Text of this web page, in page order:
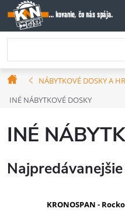
Prejsť
na
obsah
DomovNÁBYTKOVÉ DOSKY A
INÉ NÁBYTKOVÉ DOSKY
INÉ
Najpredávanejšie
KRONOSPAN -